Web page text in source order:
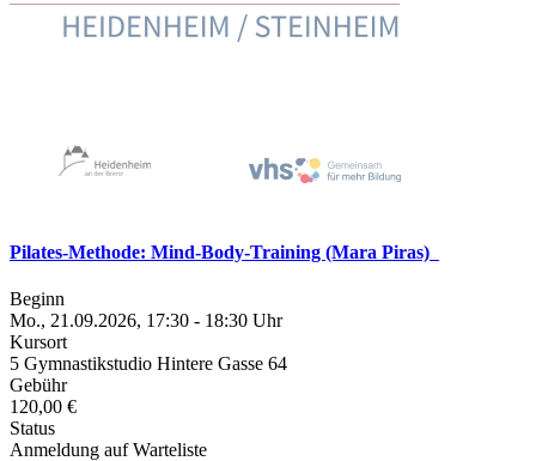
Pilates-Methode: Mind-Body-Training (Mara Piras)
Beginn
Mo., 21.09.2026, 17:30 - 18:30 Uhr
Kursort
5 Gymnastikstudio Hintere Gasse 64
Gebühr
120,00 €
Status
Anmeldung auf Warteliste